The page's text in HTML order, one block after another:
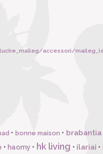
• bonne maison • brabantia
• haomy • hk living • ilariai •